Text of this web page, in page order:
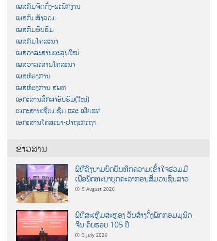
ເພສກົມຈັດຕັ້ງ-ພະນັກງານ
ເພສກົມສັງລວມ
ເພສກົມອົບຮົມ
ເພສກົມໂຄສະນາ
ເພສວາລະສານອະລຸນໃໝ່
ເພສວາລະສານໂຄສະນາ
ເພສຫ້ອງການ
ເພສຫ້ອງການ ສພທ
ເອກະສານສຶກສາອົບຮົມ(ໃໝ່)
ເອກະສານເຊື່ອມຊືມ ແລະ ເຜີຍແຜ່
ເອກະສານໂຄສະນາ-ປາຖະກະຖາ
ຂ່າວສານ
ພິທີລົງນາມບົດບັນທຶກຄວາມເຂົ້າໃຈຮ່ວມມື
ເພື່ອພັດທະນາບຸກຄະລາກອນສື່ມວນຊົນລາວ
5 August 2026
ພິທີສະເຫຼີມສະຫຼອງ ວັນສ້າງຕັ້ງພັກກອມມູນິດ
ຈີນ ຄົບຮອບ 105 ປີ
3 July 2026